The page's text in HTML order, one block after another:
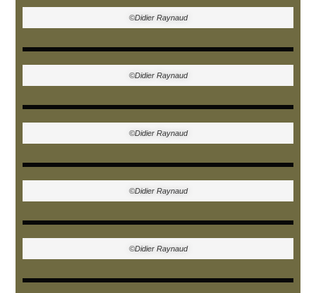
©Didier Raynaud
©Didier Raynaud
©Didier Raynaud
©Didier Raynaud
©Didier Raynaud